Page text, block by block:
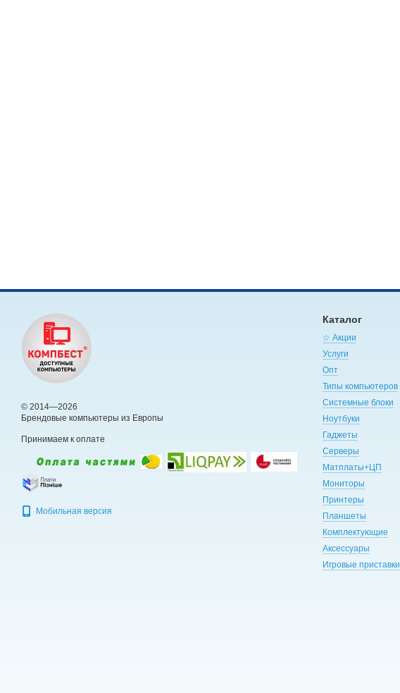
© 2014—2026
Брендовые компьютеры из Европы
Принимаем к оплате
Мобильная версия
Каталог
☆ Акции
Услуги
Опт
Типы компьютеров
Системные блоки
Ноутбуки
Гаджеты
Серверы
Матплаты+ЦП
Мониторы
Принтеры
Планшеты
Комплектующие
Аксессуары
Игровые приставки